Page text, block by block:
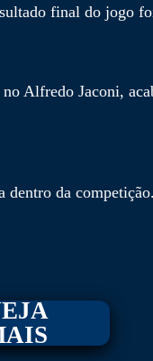
final do jogo
Alfredo Jaconi,
dentro da